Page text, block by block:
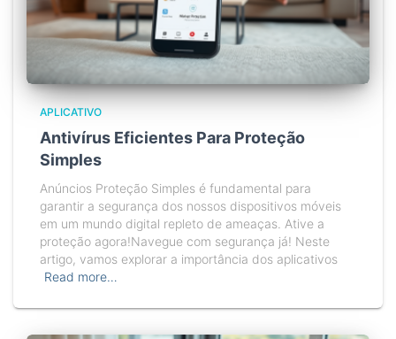
APLICATIVO
Antivírus Eficientes Para Proteção
Simples
Anúncios Proteção Simples é fundamental para
garantir a segurança dos nossos dispositivos móveis
em um mundo digital repleto de ameaças. Ative a
proteção agora!Navegue com segurança já! Neste
artigo, vamos explorar a importância dos aplicativos
Read more…